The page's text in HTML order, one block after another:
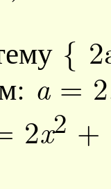
{ 2
a= 2
2x2 +